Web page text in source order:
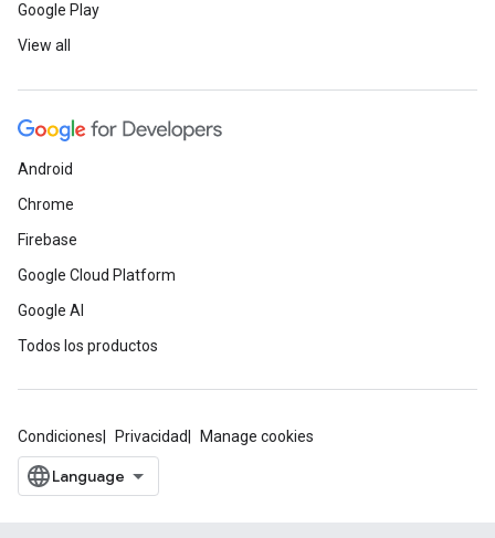
Google Play
View all
Android
Chrome
Firebase
Google Cloud Platform
Google AI
Todos los productos
Condiciones Privacidad Manage cookies